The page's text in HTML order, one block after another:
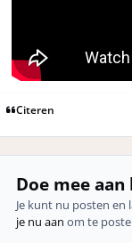
Citeren
Doe mee
Je kunt nu posten en
je nu aan om te